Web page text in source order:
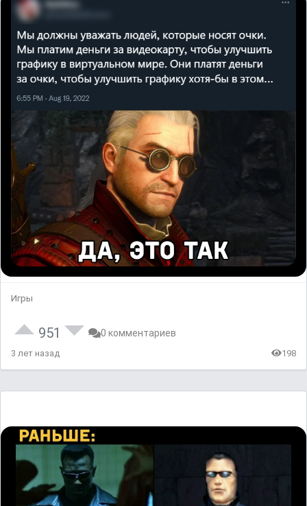
Игры
951 0 комментариев
3 лет назад 198